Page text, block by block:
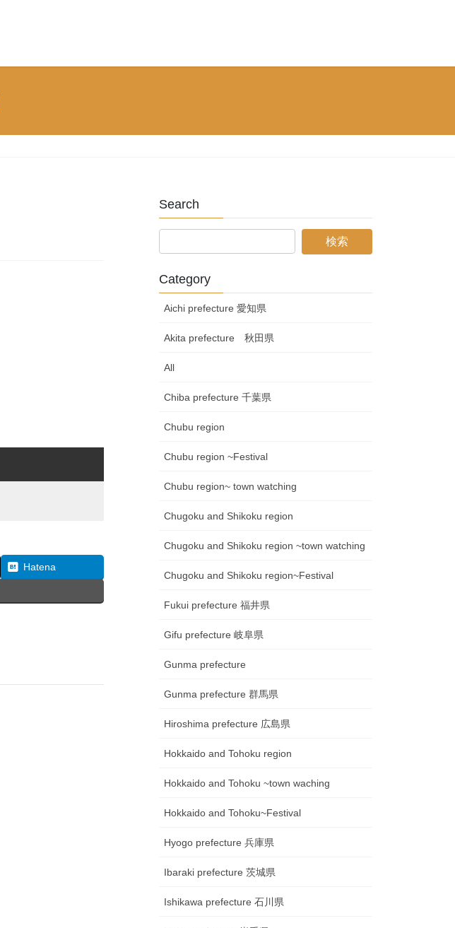
Hatena
Search
Category
Aichi prefecture 愛知県
Akita prefecture 秋田県
All
Chiba prefecture 千葉県
Chubu region
Chubu region ~Festival
Chubu region~ town watching
Chugoku and Shikoku region
Chugoku and Shikoku region ~town watching
Chugoku and Shikoku region~Festival
Fukui prefecture 福井県
Gifu prefecture 岐阜県
Gunma prefecture
Gunma prefecture 群馬県
Hiroshima prefecture 広島県
Hokkaido and Tohoku region
Hokkaido and Tohoku ~town waching
Hokkaido and Tohoku~Festival
Hyogo prefecture 兵庫県
Ibaraki prefecture 茨城県
Ishikawa prefecture 石川県